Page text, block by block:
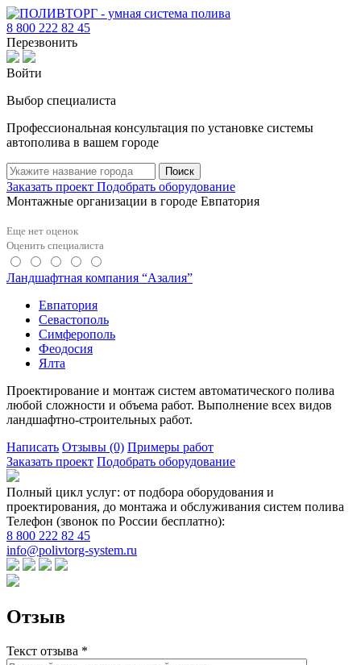
8 800 222 82 45
Перезвонить
Войти
Выбор специалиста
Профессиональная консультация по установке системы
автополива в вашем городе
Поиск
Заказать проект Подобрать оборудование
Монтажные организации в городе Евпатория
Еще нет оценок
Оценить специалиста
Ландшафтная компания “Азалия”
Евпатория
Севастополь
Симферополь
Феодосия
Ялта
Проектирование и монтаж систем автоматического полива
любой сложности и объема работ. Выполнение всех видов
ландшафтно-строительных работ.
Написать Отзывы (0) Примеры работ
Заказать проект Подобрать оборудование
Полный цикл услуг: от подбора оборудования и
проектирования, до монтажа и обслуживания систем полива
Телефон (звонок по России бесплатно):
8 800 222 82 45
info@polivtorg-system.ru
Отзыв
Текст отзыва *